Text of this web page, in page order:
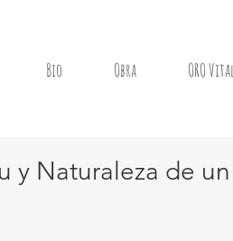
Bio Obra ORO
y Naturaleza de un